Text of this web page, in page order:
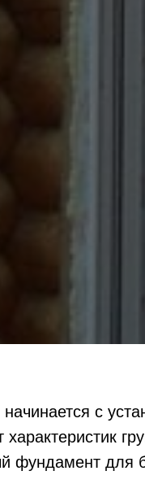
с
фундамент для